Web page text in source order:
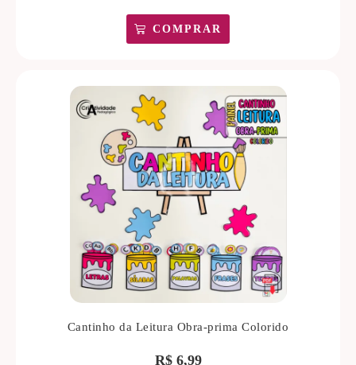
COMPRAR
Cantinho da Leitura Obra-prima Colorido
R$6,99